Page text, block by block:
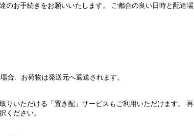
のお手続きをお願いいたします。 ご都合の良い日時と配達場
合、お荷物は発送元へ返送されます。
りいただける「置き配」サービスもご利用いただけます。 再
ください。